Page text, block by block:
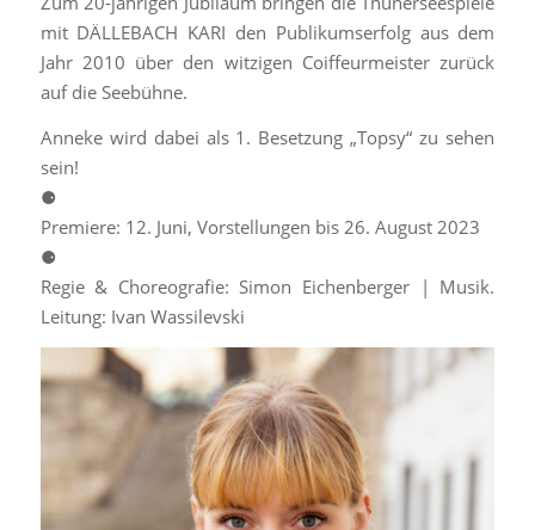
mit DÄLLEBACH KARI den Publikumserfolg aus dem
Jahr 2010 über den witzigen Coiffeurmeister zurück
auf die Seebühne.
Anneke wird dabei als 1. Besetzung „Topsy“ zu sehen
sein!
⚈
Premiere: 12. Juni, Vorstellungen bis 26. August 2023
⚈
Regie & Choreografie: Simon Eichenberger | Musik.
Leitung: Ivan Wassilevski